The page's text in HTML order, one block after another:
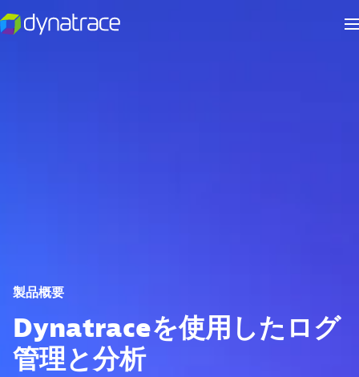
製品概要
Dynatraceを使用したログ
管理と分析